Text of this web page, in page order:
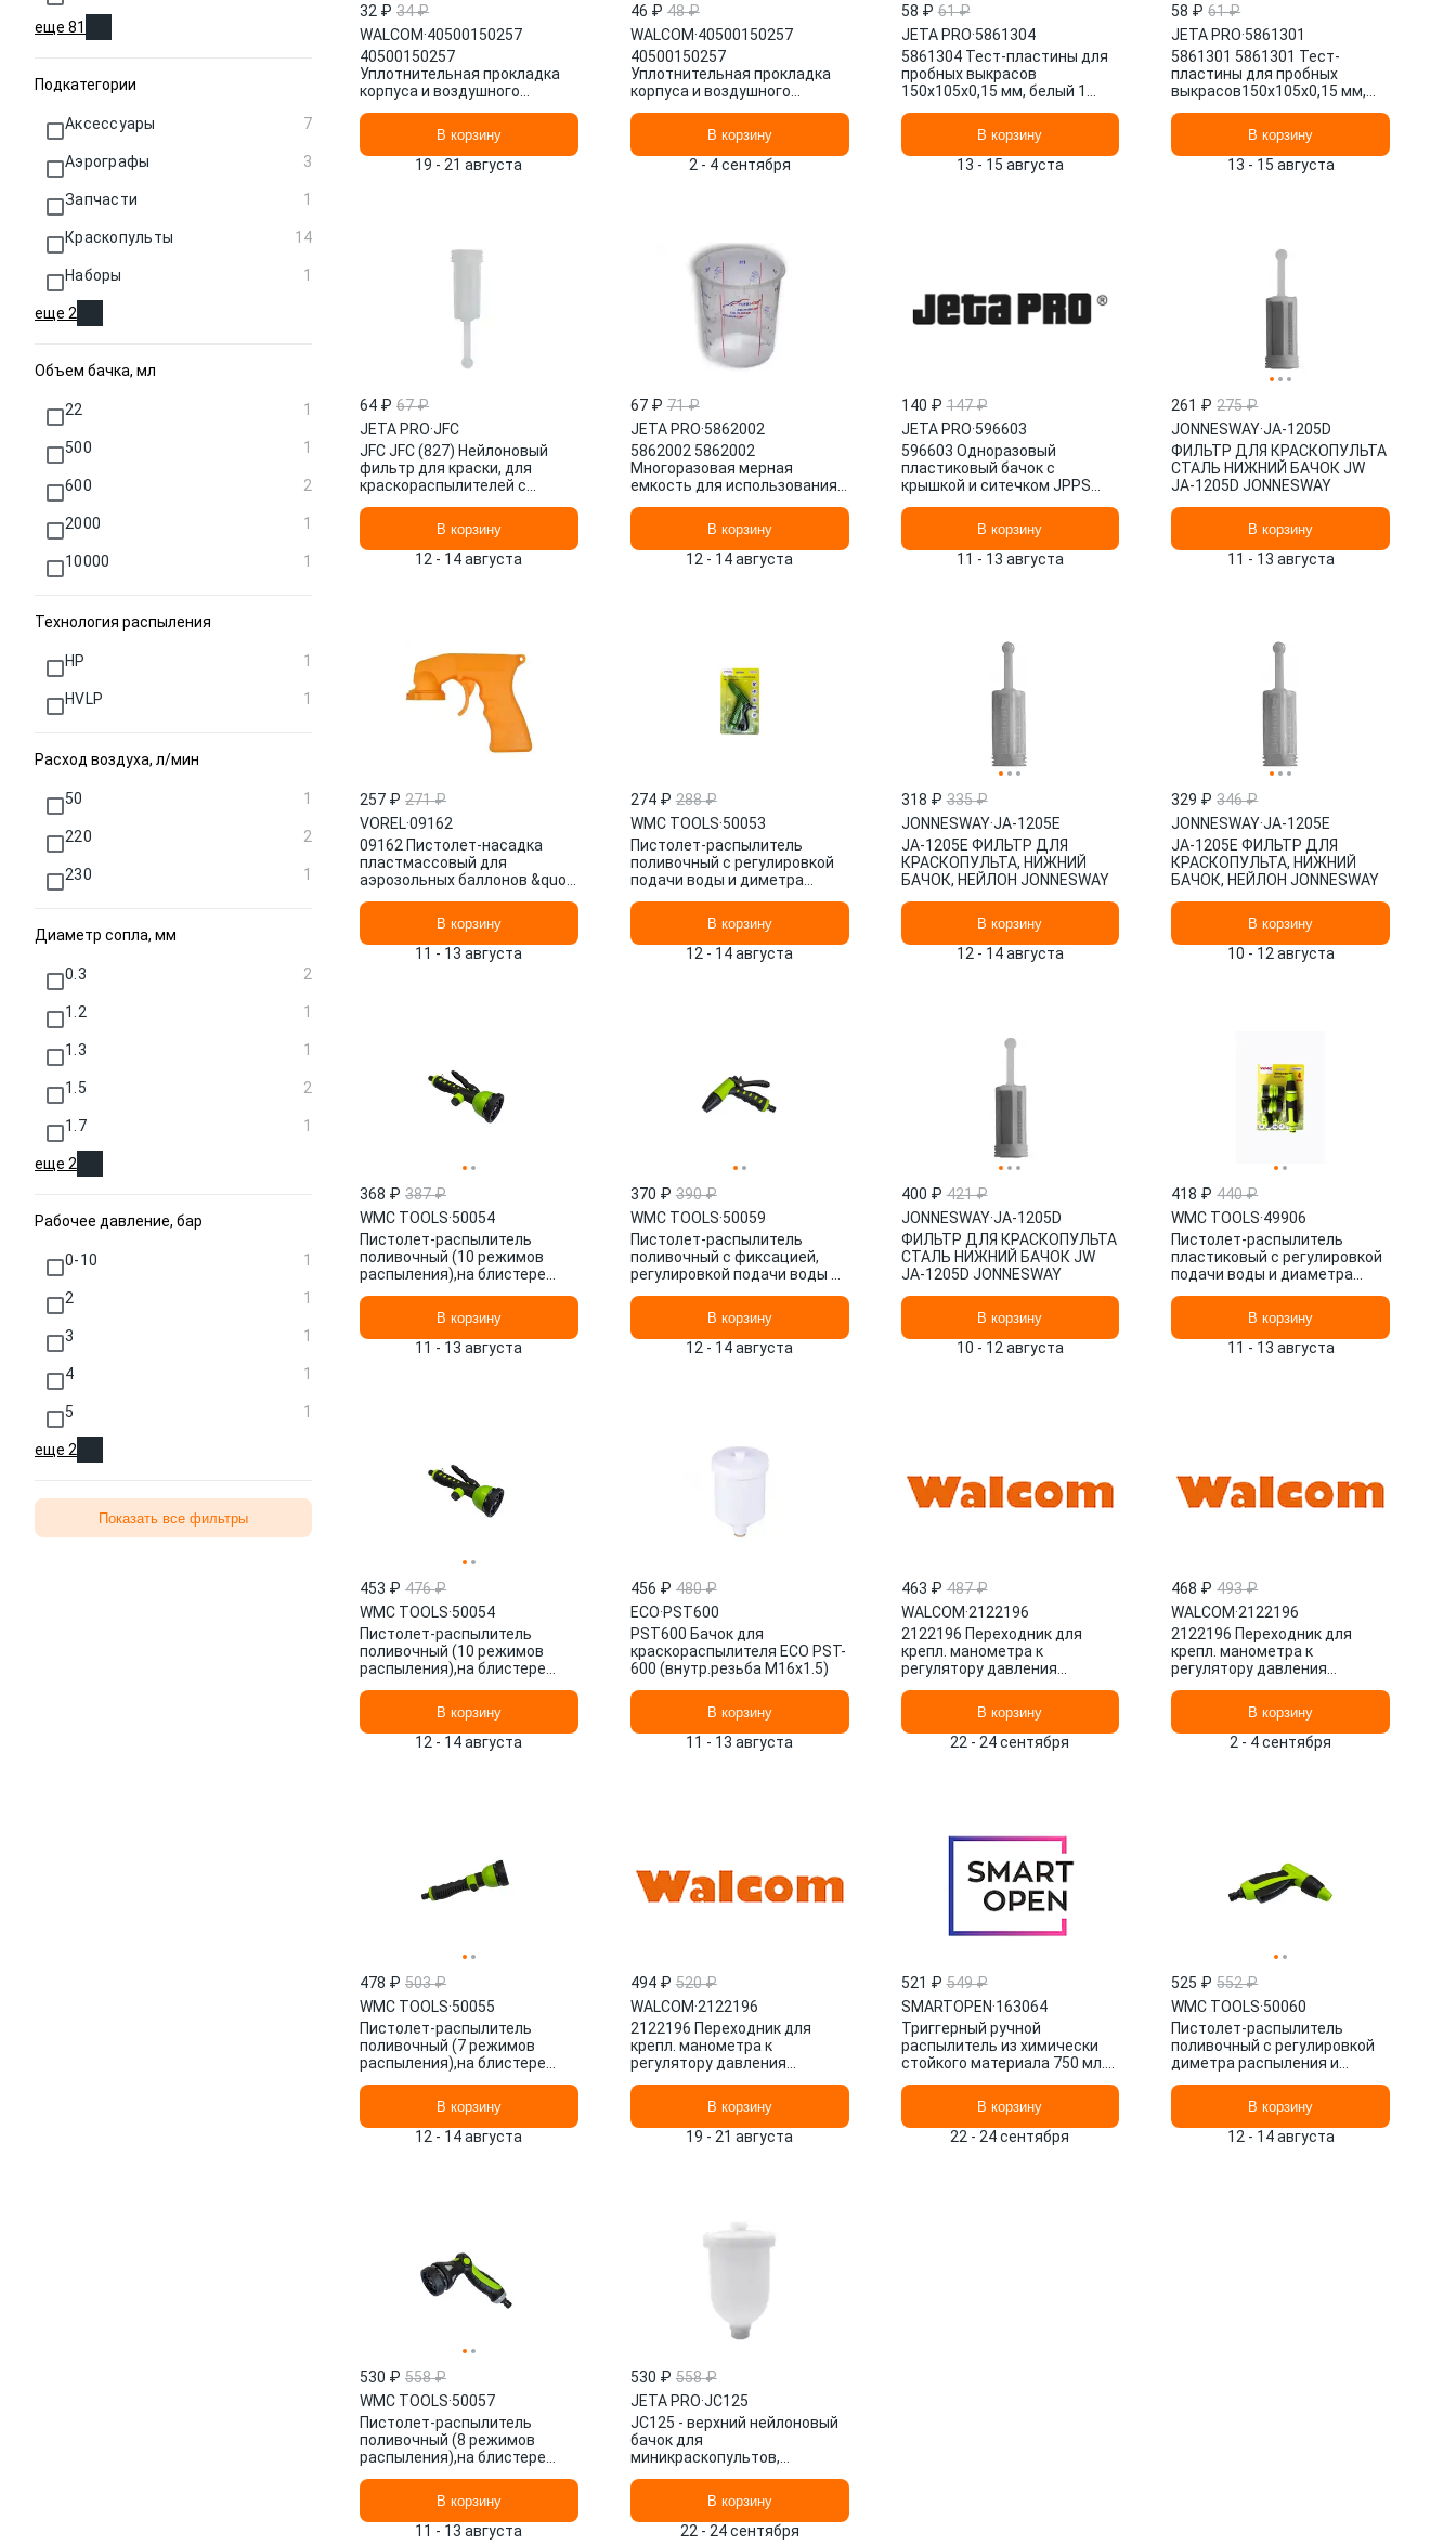
еще 81
Подкатегории
Аксессуары 7
Аэрографы 3
Запчасти 1
Краскопульты 14
Наборы 1
еще 2
Объем бачка, мл
22 1
500 1
600 2
2000 1
10000 1
Технология распыления
HP 1
HVLP 1
Расход воздуха, л/мин
50 1
220 2
230 1
Диаметр сопла, мм
0.3 2
1.2 1
1.3 1
1.5 2
1.7 1
еще 2
Рабочее давление, бар
0-10 1
2 1
3 1
4 1
5 1
еще 2
Показать все фильтры
32 ₽ 34 ₽
WALCOM·40500150257
40500150257
Уплотнительная прокладка
корпуса и воздушного
Graphique WALCOM
В корзину
19 - 21 августа
46 ₽ 48 ₽
WALCOM·40500150257
40500150257
Уплотнительная прокладка
корпуса и воздушного
Graphique WALCOM
В корзину
2 - 4 сентября
58 ₽ 61 ₽
JETA PRO·5861304
5861304 Тест-пластины для
пробных выкрасов
150х105х0,15 мм, белый 1
PRO
В корзину
13 - 15 августа
58 ₽ 61 ₽
JETA PRO·5861301
5861301 5861301 Тест-
пластины для пробных
выкрасов150х105х0,15 мм,
211155211G1 JETA PRO
В корзину
13 - 15 августа
64 ₽ 67 ₽
JETA PRO·JFC
JFC JFC (827) Нейлоновый
фильтр для краски, для
краскораспылителей с
JETA PRO
В корзину
12 - 14 августа
67 ₽ 71 ₽
JETA PRO·5862002
5862002 5862002
Многоразовая мерная
емкость для использования
cup) JETA PROВ корзину
12 - 14 августа
140 ₽ 147 ₽
JETA PRO·596603
596603 Одноразовый
пластиковый бачок с
крышкой и ситечком JPPS
PRO
В корзину
11 - 13 августа
261 ₽ 275 ₽
JONNESWAY·JA-1205D
ФИЛЬТР ДЛЯ КРАСКОПУЛЬТА
СТАЛЬ НИЖНИЙ БАЧОК JW
JA-1205D JONNESWAY
В корзину
11 - 13 августа
257 ₽ 271 ₽
VOREL·09162
09162 Пистолет-насадка
пластмассовый для
аэрозольных баллонов &quot
В корзину
11 - 13 августа
274 ₽ 288 ₽
WMC TOOLS·50053
Пистолет-распылитель
поливочный с регулировкой
подачи воды и диметра
50053 WMC TOOLS
В корзину
12 - 14 августа
318 ₽ 335 ₽
JONNESWAY·JA-1205E
JA-1205E ФИЛЬТР ДЛЯ
КРАСКОПУЛЬТА, НИЖНИЙ
БАЧОК, НЕЙЛОН JONNESWAY
В корзину
12 - 14 августа
329 ₽ 346 ₽
JONNESWAY·JA-1205E
JA-1205E ФИЛЬТР ДЛЯ
КРАСКОПУЛЬТА, НИЖНИЙ
БАЧОК, НЕЙЛОН JONNESWAY
В корзину
10 - 12 августа
368 ₽ 387 ₽
WMC TOOLS·50054
Пистолет-распылитель
поливочный (10 режимов
распыления),на блистере
В корзину
11 - 13 августа
370 ₽ 390 ₽
WMC TOOLS·50059
Пистолет-распылитель
поливочный с фиксацией,
регулировкой подачи воды и
блист 50059 WMC TOOLS
В корзину
12 - 14 августа
400 ₽ 421 ₽
JONNESWAY·JA-1205D
ФИЛЬТР ДЛЯ КРАСКОПУЛЬТА
СТАЛЬ НИЖНИЙ БАЧОК JW
JA-1205D JONNESWAY
В корзину
10 - 12 августа
418 ₽ 440 ₽
WMC TOOLS·49906
Пистолет-распылитель
пластиковый с регулировкой
подачи воды и диаметра
4 49906 WMC TOOLS
В корзину
11 - 13 августа
453 ₽ 476 ₽
WMC TOOLS·50054
Пистолет-распылитель
поливочный (10 режимов
распыления),на блистере
В корзину
12 - 14 августа
456 ₽ 480 ₽
ECO·PST600
PST600 Бачок для
краскораспылителя ECO PST-
600 (внутр.резьба М16х1.5)
В корзину
11 - 13 августа
463 ₽ 487 ₽
WALCOM·2122196
2122196 Переходник для
крепл. манометра к
регулятору давления
WALCOM
В корзину
22 - 24 сентября
468 ₽ 493 ₽
WALCOM·2122196
2122196 Переходник для
крепл. манометра к
регулятору давления
WALCOM
В корзину
2 - 4 сентября
478 ₽ 503 ₽
WMC TOOLS·50055
Пистолет-распылитель
поливочный (7 режимов
распыления),на блистере
В корзину
12 - 14 августа
494 ₽ 520 ₽
WALCOM·2122196
2122196 Переходник для
крепл. манометра к
регулятору давления
WALCOM
В корзину
19 - 21 августа
521 ₽ 549 ₽
SMARTOPEN·163064
Триггерный ручной
распылитель из химически
стойкого материала 750 мл.
В корзину
22 - 24 сентября
525 ₽ 552 ₽
WMC TOOLS·50060
Пистолет-распылитель
поливочный с регулировкой
диметра распыления и
блистере 50060 WMC TOOLS
В корзину
12 - 14 августа
530 ₽ 558 ₽
WMC TOOLS·50057
Пистолет-распылитель
поливочный (8 режимов
распыления),на блистере
В корзину
11 - 13 августа
530 ₽ 558 ₽
JETA PRO·JC125
JC125 - верхний нейлоновый
бачок для
миникраскопультов,
резьба М14 JETA PRO
В корзину
22 - 24 сентября